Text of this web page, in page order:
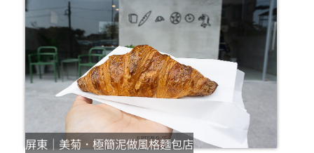
屏東｜美菊．極簡泥做風格麵包店